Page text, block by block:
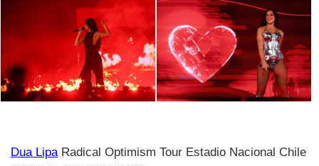
Dua LipaRadical Optimism Tour Estadio Nacional Chile